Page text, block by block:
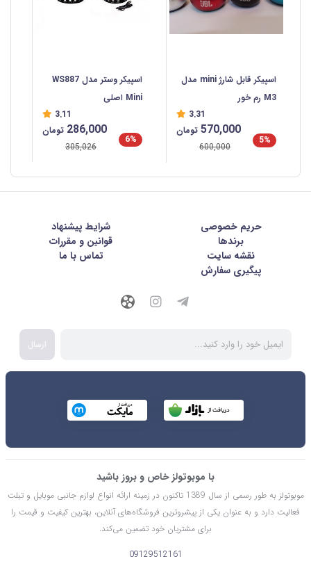
اسپیکر قابل شارژ mini مدل
M3 رم خور
3.31
5%
570,000 تومان
600,000
اسپیکر وستر مدل WS887
Mini اصلی
3.11
6%
286,000 تومان
305,026
حریم خصوصی
شرايط پيشنهاد
برندها
قوانین و مقررات
نقشه سایت
تماس با ما
پیگیری سفارش
ارسال
با موبوتولز خاص و بروز باشید
موبوتولز به طور رسمی از سال 1389 تاکنون در زمینه ارائه انواع لوازم جانبی موبایل و تبلت
فعالیت دارد و به عنوان یکی از پیشروترین فروشگاه‌های آنلاین، بهترین کیفیت و قیمت را
برای مشتریان خود تضمین می‌کند.
09129512161